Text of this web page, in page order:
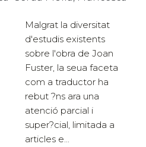
Malgrat la diversitat
d'estudis existents
sobre l'obra de Joan
Fuster, la seua faceta
com a traductor ha
rebut ?ns ara una
atenció parcial i
super?cial, limitada a
articles e...